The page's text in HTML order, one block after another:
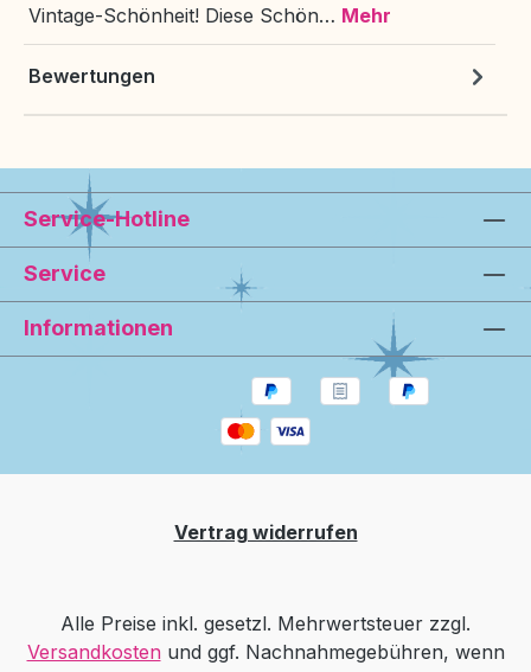
Vintage-Schönheit! Diese Schön… Mehr
Bewertungen
Service-Hotline
Service
Informationen
Vertrag widerrufen
Alle Preise inkl. gesetzl. Mehrwertsteuer zzgl.
Versandkostenund ggf. Nachnahmegebühren, wenn